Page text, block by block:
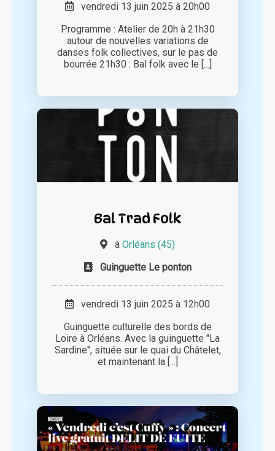
vendredi 13 juin 2025 à 20h00
Programme : Atelier de 20h à 21h30
autour de nouvelles variations de
danses folk collectives, sur le pas de
bourrée 21h30 : Bal folk avec le [...]
Bal Trad Folk
à Orléans (45)
Guinguette Le ponton
vendredi 13 juin 2025 à 12h00
Guinguette culturelle des bords de
Loire à Orléans. Avec la guinguette "La
Sardine", située sur le quai du Châtelet,
et maintenant la [...]